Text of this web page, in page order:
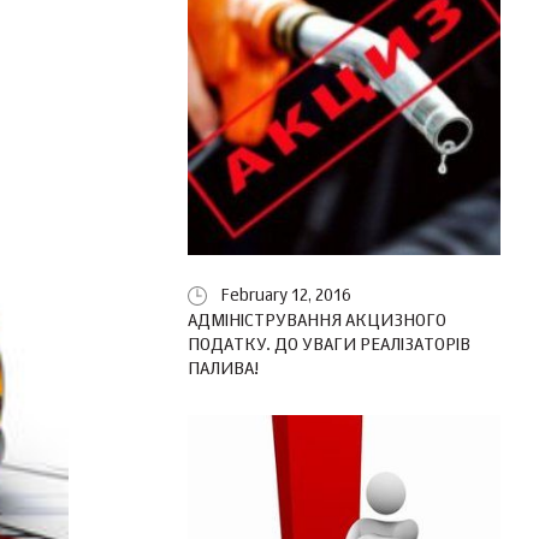
February 12, 2016
АДМІНІСТРУВАННЯ АКЦИЗНОГО
ПОДАТКУ. ДО УВАГИ РЕАЛІЗАТОРІВ
ПАЛИВА!